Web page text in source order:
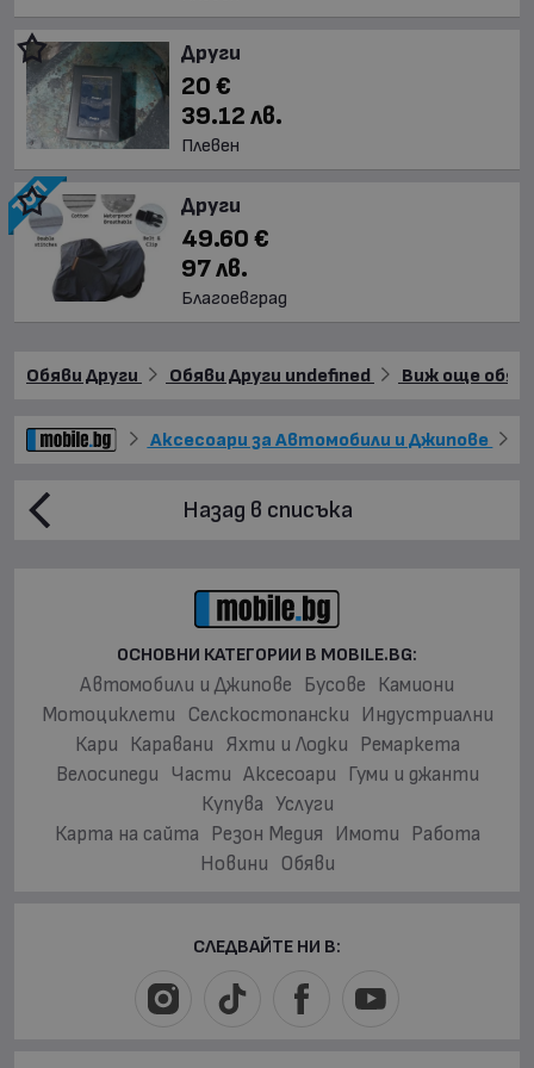
Други
20 €
39.12 лв.
Плевен
Други
49.60 €
97 лв.
Благоевград
Обяви Други Обяви Други undefined Виж още
Аксесоари за Автомобили и Джипове
Назад в списъка
ОСНОВНИ КАТЕГОРИИ В MOBILE.BG:
Автомобили и Джипове Бусове Камиони
Мотоциклети Селскостопански Индустриални
Кари Каравани Яхти и Лодки Ремаркета
Велосипеди Части Аксесоари Гуми и джанти
Купува Услуги
Карта на сайта Резон Медия Имоти Работа
Новини Обяви
СЛЕДВАЙТЕ НИ В: